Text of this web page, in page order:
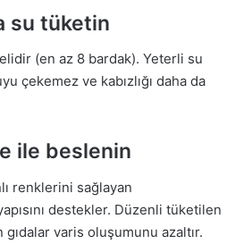
su tüketin
(en az 8 bardak). Yeterli su
çekemez ve kabızlığı daha da
ile beslenin
renklerini sağlayan
destekler. Düzenli tüketilen
varis oluşumunu azaltır.